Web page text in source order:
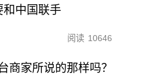
和中国联手
阅读 10646
商家所说的那样吗？